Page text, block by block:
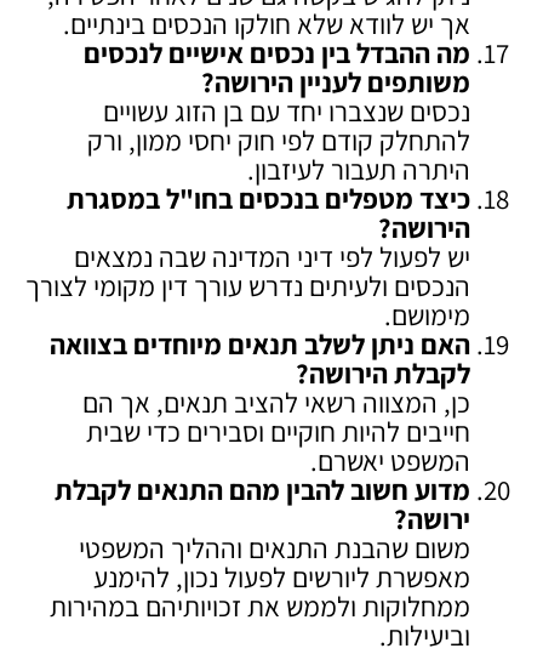
אך יש לוודא שלא חולקו הנכסים בינתיים.
מה ההבדל בין נכסים אישיים לנכסים
משותפים לעניין הירושה?
נכסים שנצברו יחד עם בן הזוג עשויים
להתחלק קודם לפי חוק יחסי ממון, ורק
היתרה תעבור לעיזבון.
כיצד מטפלים בנכסים בחו"ל במסגרת
הירושה?
יש לפעול לפי דיני המדינה שבה נמצאים
הנכסים ולעיתים נדרש עורך דין מקומי לצורך
מימושם.
האם ניתן לשלב תנאים מיוחדים בצוואה
לקבלת הירושה?
כן, המצווה רשאי להציב תנאים, אך הם
חייבים להיות חוקיים וסבירים כדי שבית
המשפט יאשרם.
מדוע חשוב להבין מהם התנאים לקבלת
ירושה?
משום שהבנת התנאים וההליך המשפטי
מאפשרת ליורשים לפעול נכון, להימנע
ממחלוקות ולממש את זכויותיהם במהירות
וביעילות.